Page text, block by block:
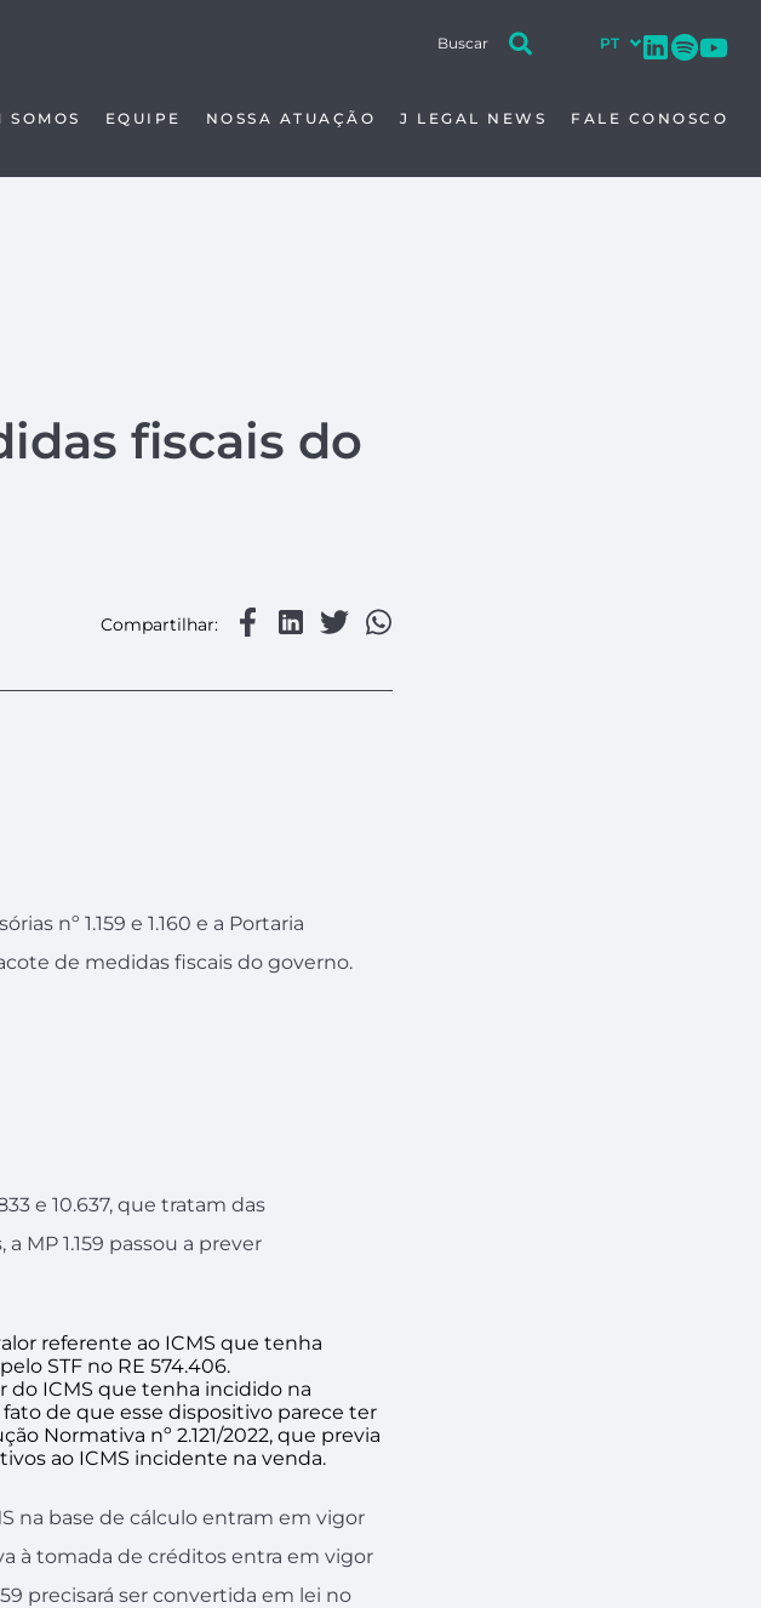
SOMOS EQUIPE NOSSA ATUAÇÃO J LEGAL NEWS FALE CONOSCO
fiscais do
Compartilhar:
nº 1.159 e 1.160 e a Portaria
de medidas fiscais do governo.
e 10.637, que tratam das
MP 1.159 passou a prever
referente ao ICMS que tenha
STF no RE 574.406.
do ICMS que tenha incidido na
de que esse dispositivo parece ter
Normativa nº 2.121/2022, que previa
ao ICMS incidente na venda.
na base de cálculo entram em vigor
à tomada de créditos entra em vigor
precisará ser convertida em lei no